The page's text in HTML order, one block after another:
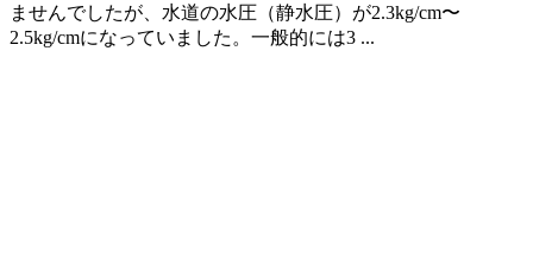
ませんでしたが、水道の水圧（静水圧）が2.3kg/cm〜
2.5kg/cmになっていました。一般的には3 ...